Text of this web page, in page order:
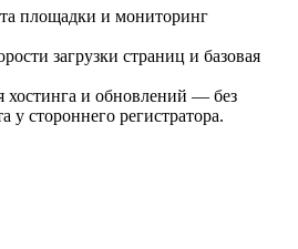
площадки и мониторинг
загрузки страниц и базовая
хостинга и обновлений — без
у стороннего регистратора.